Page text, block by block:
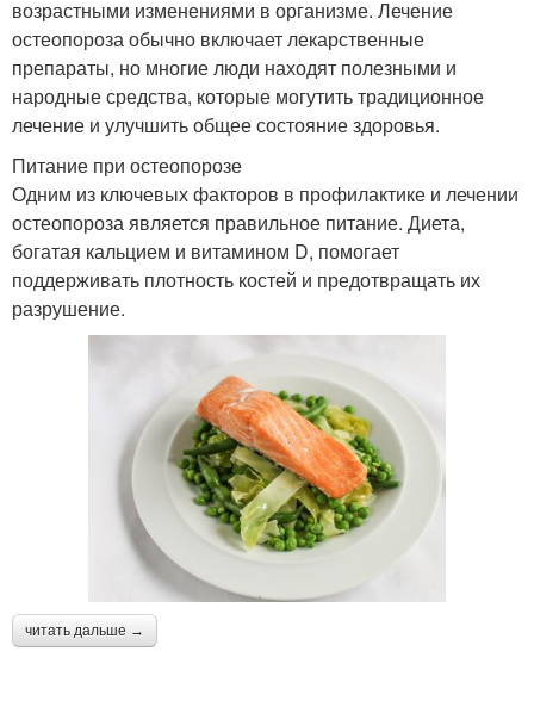
возрастными изменениями в организме. Лечение
остеопороза обычно включает лекарственные
препараты, но многие люди находят полезными и
народные средства, которые могутить традиционное
лечение и улучшить общее состояние здоровья.
Питание при остеопорозе
Одним из ключевых факторов в профилактике и лечении
остеопороза является правильное питание. Диета,
богатая кальцием и витамином D, помогает
поддерживать плотность костей и предотвращать их
разрушение.
читать дальше →